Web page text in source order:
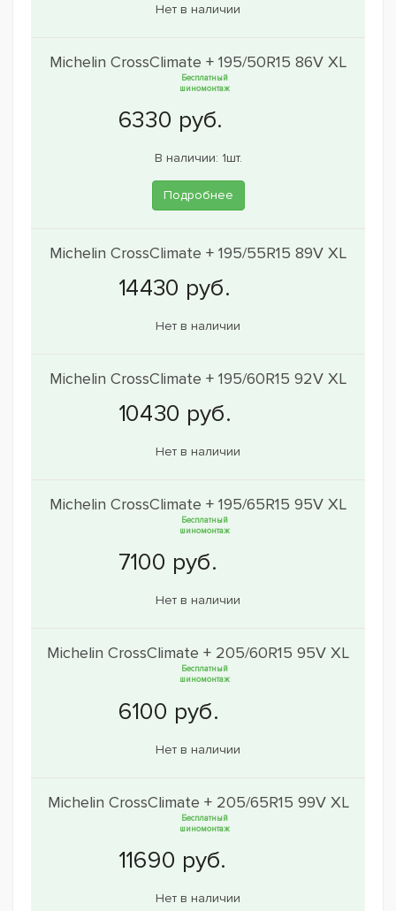
Нет в наличии
Michelin CrossClimate + 195/50R15 86V XL
Бесплатный
шиномонтаж
В наличии: 1шт.
Подробнее
Michelin CrossClimate + 195/55R15 89V XL
Нет в наличии
Michelin CrossClimate + 195/60R15 92V XL
Нет в наличии
Michelin CrossClimate + 195/65R15 95V XL
Бесплатный
шиномонтаж
Нет в наличии
Michelin CrossClimate + 205/60R15 95V XL
Бесплатный
шиномонтаж
Нет в наличии
Michelin CrossClimate + 205/65R15 99V XL
Бесплатный
шиномонтаж
Нет в наличии